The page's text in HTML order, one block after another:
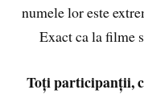
numele lor este
Exact ca la filme
Toți participanții,